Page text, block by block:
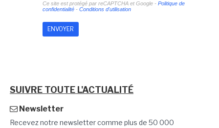
Ce site est protégé par reCAPTCHA et Google - Politique de
confidentialité- Conditions d'utilisation
SUIVRE TOUTE L'ACTUALITÉ
Newsletter
Recevez notre newsletter comme plus de 50 000